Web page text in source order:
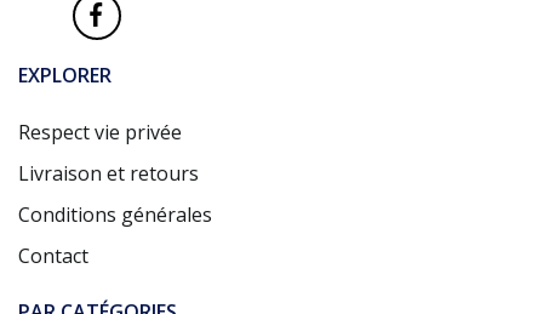
EXPLORER
Respect vie privée
Livraison et retours
Conditions générales
Contact